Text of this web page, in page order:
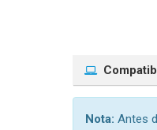
Nota: Antes